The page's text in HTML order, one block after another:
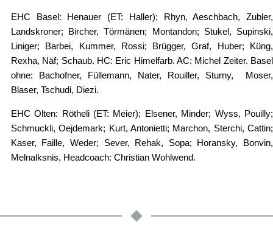
EHC Basel: Henauer (ET: Haller); Rhyn, Aeschbach, Zubler,
Landskroner; Bircher, Törmänen; Montandon; Stukel, Supinski,
Liniger; Barbei, Kummer, Rossi; Brügger, Graf, Huber; Küng,
Rexha, Näf; Schaub. HC: Eric Himelfarb. AC: Michel Zeiter. Basel
ohne: Bachofner, Füllemann, Nater, Rouiller, Sturny, Moser,
Blaser, Tschudi, Diezi.
EHC Olten: Rötheli (ET: Meier); Elsener, Minder; Wyss, Pouilly;
Schmuckli, Oejdemark; Kurt, Antonietti; Marchon, Sterchi, Cattin;
Kaser, Faille, Weder; Sever, Rehak, Sopa; Horansky, Bonvin,
Melnalksnis, Headcoach: Christian Wohlwend.